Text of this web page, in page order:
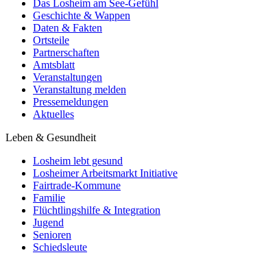
Das Losheim am See-Gefühl
Geschichte & Wappen
Daten & Fakten
Ortsteile
Partnerschaften
Amtsblatt
Veranstaltungen
Veranstaltung melden
Pressemeldungen
Aktuelles
Leben & Gesundheit
Losheim lebt gesund
Losheimer Arbeitsmarkt Initiative
Fairtrade-Kommune
Familie
Flüchtlingshilfe & Integration
Jugend
Senioren
Schiedsleute